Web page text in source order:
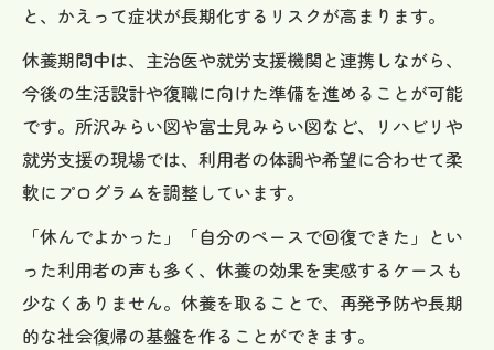
と、かえって症状が長期化するリスクが高まります。
休養期間中は、主治医や就労支援機関と連携しながら、
今後の生活設計や復職に向けた準備を進めることが可能
です。所沢みらい図や富士見みらい図など、リハビリや
就労支援の現場では、利用者の体調や希望に合わせて柔
軟にプログラムを調整しています。
「休んでよかった」「自分のペースで回復できた」とい
った利用者の声も多く、休養の効果を実感するケースも
少なくありません。休養を取ることで、再発予防や長期
的な社会復帰の基盤を作ることができます。